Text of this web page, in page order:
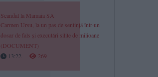
Scandal la Mamaia SA
Carmen Ursu, la un pas de sentință într-un
dosar de fals și executări silite de milioane
(DOCUMENT)
13:22
269